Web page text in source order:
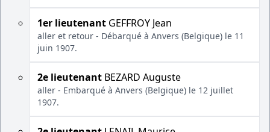
1er lieutenant GEFFROY Jean
aller et retour - Débarqué à Anvers (Belgique) le 11
juin 1907.
2e lieutenant BEZARD Auguste
aller - Embarqué à Anvers (Belgique) le 12 juillet
1907.